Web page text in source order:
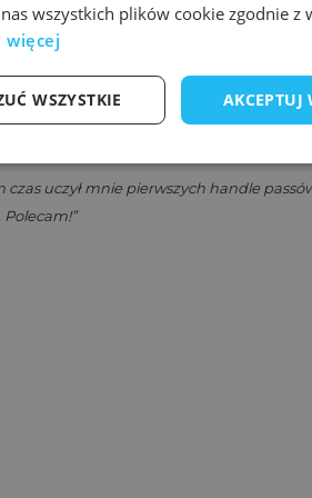
uczył mnie pierwszych handle
wszystkich plików cookie zgodnie z
więcej
AKCEPTUJ
WSZYSTKIE